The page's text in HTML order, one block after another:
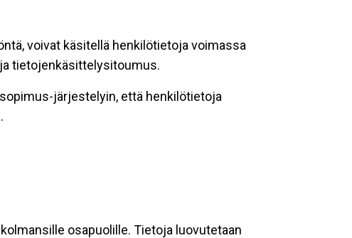
voivat käsitellä henkilötietoja voimassa
tietojenkäsittelysitoumus.
järjestelyin, että henkilötietoja
osapuolille. Tietoja luovutetaan